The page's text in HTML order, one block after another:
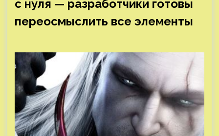
с нуля — разработчики готовы
переосмыслить все элементы